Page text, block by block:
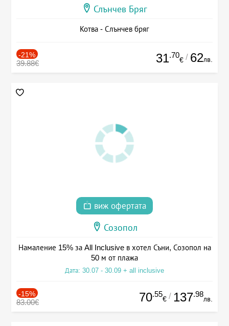
Слънчев Бряг
Котва - Слънчев бряг
-21%
39.88€ 31.70
€ / 62лв.
виж офертата
Созопол
Намаление 15% за All Inclusive в хотел Съни, Созопол на
50 м от плажа
Дата: 30.07 - 30.09 + all inclusive
-15%
83.00€ 70.55
€ / 137.98
лв.